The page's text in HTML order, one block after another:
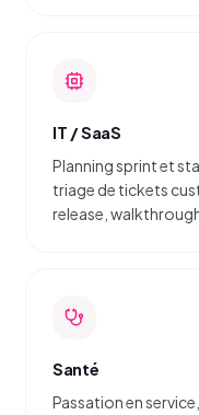
IT / SaaS
Planning sprint et
triage de tickets
release,
Santé
Passation en